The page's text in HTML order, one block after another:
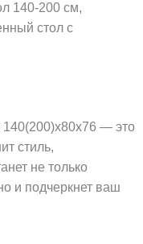
140-200 см,
стол с
— это
стиль,
не только
и подчеркнет ваш